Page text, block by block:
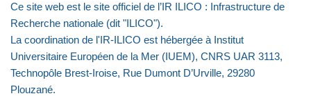
Ce site web est le site officiel de l’IR ILICO : Infrastructure de
Recherche nationale (dit "ILICO").
La coordination de l'IR-ILICO est hébergée à Institut
Universitaire Européen de la Mer (IUEM), CNRS UAR 3113,
Technopôle Brest-Iroise, Rue Dumont D’Urville, 29280
Plouzané.